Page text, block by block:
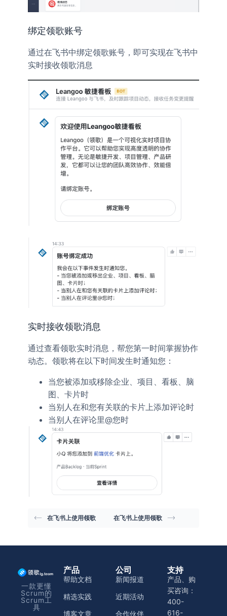
绑定领歌账号
通过在飞书中绑定领歌账号，即可实现在飞书中
实时接收领歌消息
实时接收领歌消息
通过查看领歌实时消息，帮您第一时间掌握协作
动态。领歌将在以下时间发生时通知您：
当您被添加或移除企业、项目、看板、脑
图、卡片时
当别人在和您有关联的卡片上添加评论时
当别人在评论里@您时
在飞书上使用领歌 在飞书上使用领歌
一款更懂
Scrum的
Scrum工
具
产品
帮助文档
精选实践
博客文章
公司
新闻报道
近期活动
合作伙伴
支持
产品、购
买咨询：
400-
616-